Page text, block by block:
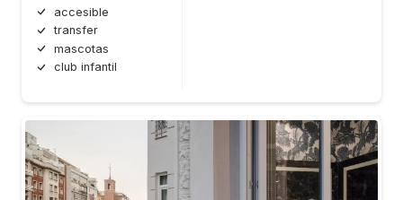
accesible
transfer
mascotas
club infantil